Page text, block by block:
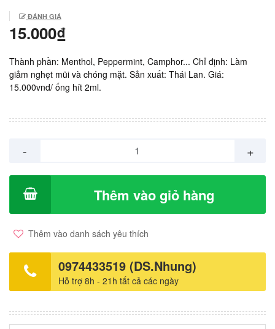
ĐÁNH GIÁ
15.000₫
Thành phần: Menthol, Peppermint, Camphor... Chỉ định: Làm
giảm nghẹt mũi và chóng mặt. Sản xuất: Thái Lan. Giá:
15.000vnd/ ống hít 2ml.
- +
Thêm vào giỏ hàng
Thêm vào danh sách yêu thích
0974433519 (DS.Nhung)
Hỗ trợ 8h - 21h tất cả các ngày